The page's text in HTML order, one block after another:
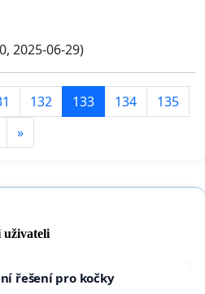
2025-06-29)
132 133 134
135
»
uživateli
řešení pro kočky